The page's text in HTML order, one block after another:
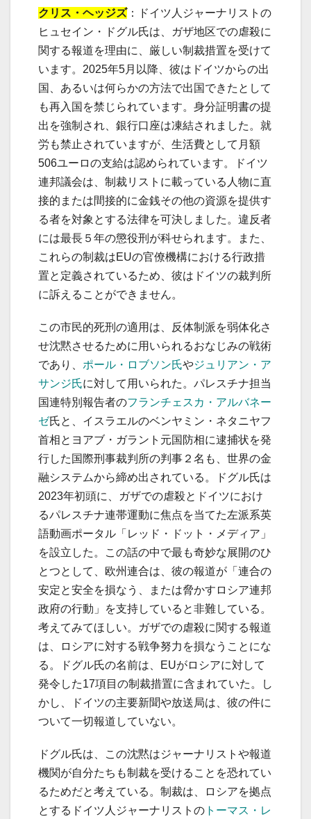
クリス・ヘッジズ：ドイツ人ジャーナリストの
ヒュセイン・ドグル氏は、ガザ地区での虐殺に
関する報道を理由に、厳しい制裁措置を受けて
います。2025年5月以降、彼はドイツからの出
国、あるいは何らかの方法で出国できたとして
も再入国を禁じられています。身分証明書の提
出を強制され、銀行口座は凍結されました。就
労も禁止されていますが、生活費として月額
506ユーロの支給は認められています。ドイツ
連邦議会は、制裁リストに載っている人物に直
接的または間接的に金銭その他の資源を提供す
る者を対象とする法律を可決しました。違反者
には最長５年の懲役刑が科せられます。また、
これらの制裁はEUの官僚機構における行政措
置と定義されているため、彼はドイツの裁判所
に訴えることができません。
この市民的死刑の適用は、反体制派を弱体化さ
せ沈黙させるために用いられるおなじみの戦術
であり、 ポール・ロブソン氏やジュリアン・ア
サンジ氏に対して用いられた。パレスチナ担当
国連特別報告者のフランチェスカ・アルバネー
ゼ氏と、イスラエルのベンヤミン・ネタニヤフ
首相とヨアブ・ガラント元国防相に逮捕状を発
行した国際刑事裁判所の判事２名も、世界の金
融システムから締め出されている。ドグル氏は
2023年初頭に、ガザでの虐殺とドイツにおけ
るパレスチナ連帯運動に焦点を当てた左派系英
語動画ポータル「レッド・ドット・メディア」
を設立した。この話の中で最も奇妙な展開のひ
とつとして、欧州連合は、彼の報道が「連合の
安定と安全を損なう、または脅かすロシア連邦
政府の行動」を支持していると非難している。
考えてみてほしい。ガザでの虐殺に関する報道
は、ロシアに対する戦争努力を損なうことにな
る。ドグル氏の名前は、EUがロシアに対して
発令した17項目の制裁措置に含まれていた。し
かし、ドイツの主要新聞や放送局は、彼の件に
ついて一切報道していない。
ドグル氏は、この沈黙はジャーナリストや報道
機関が自分たちも制裁を受けることを恐れてい
るためだと考えている。制裁は、ロシアを拠点
とするドイツ人ジャーナリストの トーマス・レ